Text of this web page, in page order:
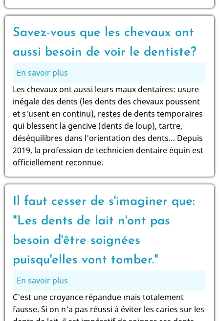
les
"Qu'est-
ce
peut
bien
être?"
Savez-vous que les chevaux ont
aussi besoin de voir le dentiste?
En savoir plus
Savez-
vous
que
chevaux
ont
de
le
dentiste?
Les chevaux ont aussi leurs maux dentaires: usure
inégale des dents (les dents des chevaux poussent
et s'usent en continu), restes de dents temporaires
qui blessent la gencive (dents de loup), tartre,
déséquilibres dans l'orientation des dents… Depuis
2019, la profession de technicien dentaire équin est
officiellement reconnue.
Il faut cesser de s'imaginer que:
"Les dents de lait n'ont pas
besoin d'être soignées
puisqu'elles vont tomber."
En savoir plus
cesser
C'est une croyance répandue mais totalement
fausse. Si on n'a pas réussi à éviter les caries sur les